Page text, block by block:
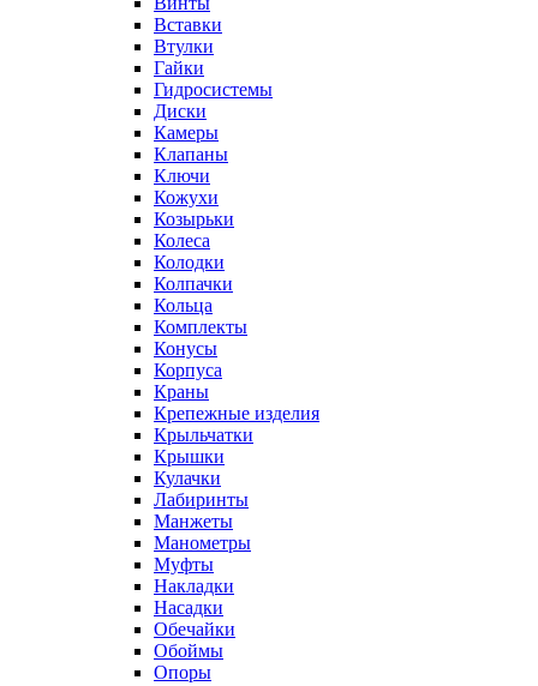
Вставки
Втулки
Гайки
Гидросистемы
Диски
Камеры
Клапаны
Ключи
Кожухи
Козырьки
Колеса
Колодки
Колпачки
Кольца
Комплекты
Конусы
Корпуса
Краны
Крепежные изделия
Крыльчатки
Крышки
Кулачки
Лабиринты
Манжеты
Манометры
Муфты
Накладки
Насадки
Обечайки
Обоймы
Опоры